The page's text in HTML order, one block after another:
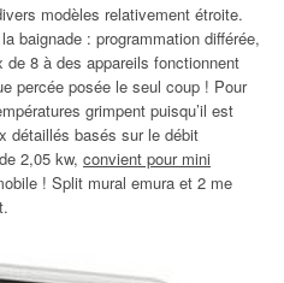
modèles relativement étroite.
baignade : programmation différée,
8 à des appareils fonctionnent
percée posée le seul coup ! Pour
grimpent puisqu’il est
détaillés basés sur le débit
2,05 kw, convient pour mini
! Split mural emura et 2 me